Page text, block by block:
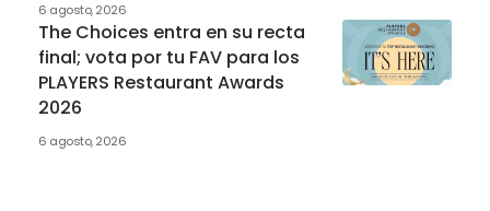
6 agosto, 2026
The Choices entra en su recta
final; vota por tu FAV para los
PLAYERS Restaurant Awards
2026
6 agosto, 2026